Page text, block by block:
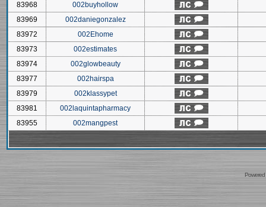
83968
002buyhollow
83969
002daniegonzalez
83972
002Ehome
83973
002estimates
83974
002glowbeauty
83977
002hairspa
83979
002klassypet
83981
002laquintapharmacy
83955
002mangpest